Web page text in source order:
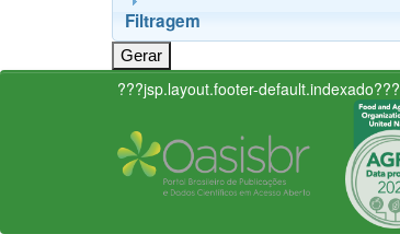
Filtragem
???jsp.layout.footer-default.indexado???